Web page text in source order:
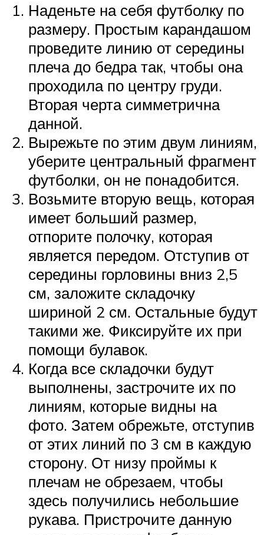
Наденьте на себя футболку по
размеру. Простым карандашом
проведите линию от середины
плеча до бедра так, чтобы она
проходила по центру груди.
Вторая черта симметрична
данной.
Вырежьте по этим двум линиям,
уберите центральный фрагмент
футболки, он не понадобится.
Возьмите вторую вещь, которая
имеет больший размер,
отпорите полочку, которая
является передом. Отступив от
середины горловины вниз 2,5
см, заложите складочку
шириной 2 см. Остальные будут
такими же. Фиксируйте их при
помощи булавок.
Когда все складочки будут
выполнены, застрочите их по
линиям, которые видны на
фото. Затем обрежьте, отступив
от этих линий по 3 см в каждую
сторону. От низу проймы к
плечам не обрезаем, чтобы
здесь получились небольшие
рукава. Пристрочите данную